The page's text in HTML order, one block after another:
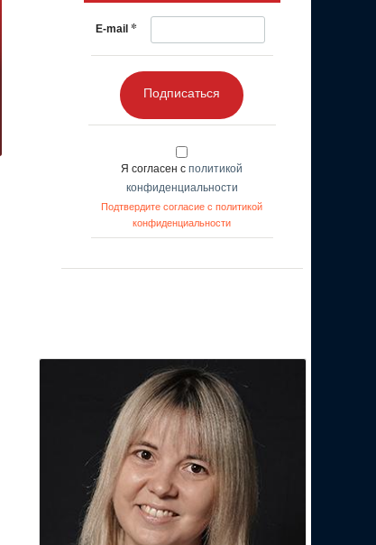
E-mail *
Подписаться
Я согласен с политикой
конфиденциальности
Подтвердите согласие с политикой
конфиденциальности